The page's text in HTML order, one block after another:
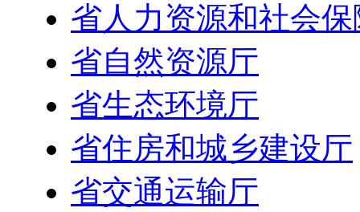
省人力资源和社会
省自然资源厅
省生态环境厅
省住房和城乡建设厅
省交通运输厅